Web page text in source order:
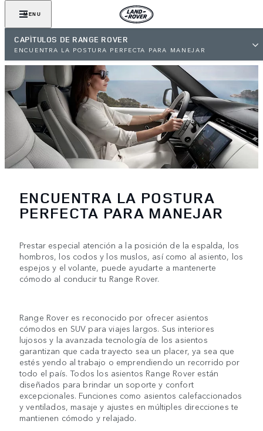
MENU
CAPÍTULOS DE RANGE ROVER
ENCUENTRA LA POSTURA PERFECTA PARA MANEJAR
ENCUENTRA LA POSTURA
PERFECTA PARA MANEJAR
Prestar especial atención a la posición de la espalda, los
hombros, los codos y los muslos, así como al asiento, los
espejos y el volante, puede ayudarte a mantenerte
cómodo al conducir tu Range Rover.
Range Rover es reconocido por ofrecer asientos
cómodos en SUV para viajes largos. Sus interiores
lujosos y la avanzada tecnología de los asientos
garantizan que cada trayecto sea un placer, ya sea que
estés yendo al trabajo o emprendiendo un recorrido por
todo el país. Todos los asientos Range Rover están
diseñados para brindar un soporte y confort
excepcionales. Funciones como asientos calefaccionados
y ventilados, masaje y ajustes en múltiples direcciones te
mantienen cómodo y relajado.